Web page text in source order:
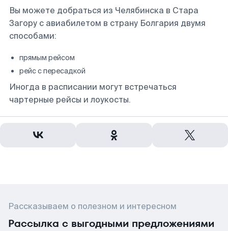
Вы можете добраться из Челябинска в Стара
Загору с авиабилетом в страну Болгария двумя
способами:
прямым рейсом
рейс с пересадкой
Иногда в расписании могут встречаться
чартерные рейсы и лоукосты.
Рассказываем о полезном и интересном
Рассылка с выгодными предложениями